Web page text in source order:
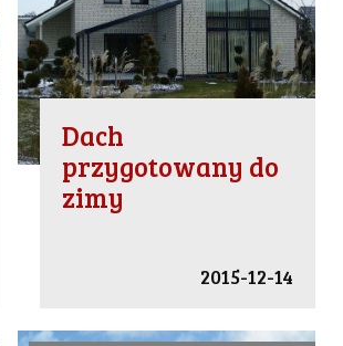
Dach
przygotowany do
zimy
2015-12-14